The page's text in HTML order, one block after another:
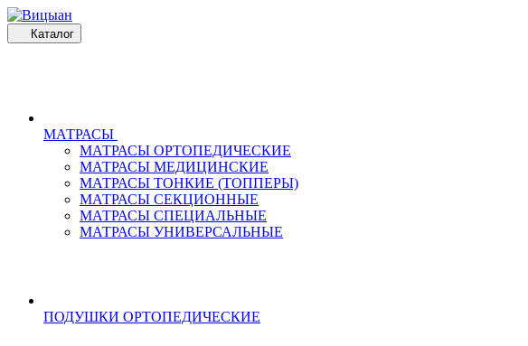
Каталог
МАТРАСЫ
МАТРАСЫ ОРТОПЕДИЧЕСКИЕ
МАТРАСЫ МЕДИЦИНСКИЕ
МАТРАСЫ ТОНКИЕ (ТОППЕРЫ)
МАТРАСЫ СЕКЦИОННЫЕ
МАТРАСЫ СПЕЦИАЛЬНЫЕ
МАТРАСЫ УНИВЕРСАЛЬНЫЕ
ПОДУШКИ ОРТОПЕДИЧЕСКИЕ